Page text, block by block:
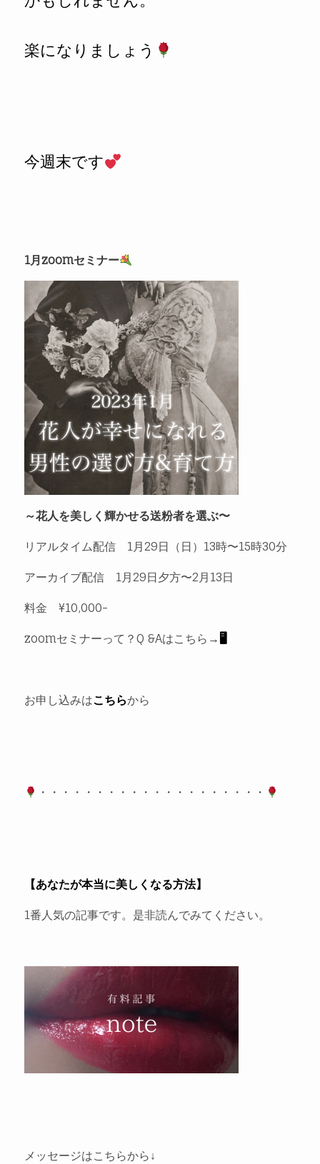
楽になりましょう
今週末です
1月zoomセミナー
～花人を美しく輝かせる送粉者を選ぶ〜
リアルタイム配信 1月29日（日）13時〜15時30分
アーカイブ配信 1月29日夕方〜2月13日
料金 ¥10,000-
zoomセミナーって？Q &Aはこちら→ 🖥
お申し込みはこちらから
・・・・・・・・・・・・・・・・・・・・
【あなたが本当に美しくなる方法】
1番人気の記事です。是非読んでみてください。
メッセージはこちらから↓